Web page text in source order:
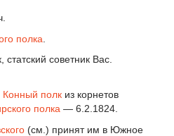
полка
советник Вас.
Конный полк из корнетов
полка — 6.2.1824.
(см.) принят им в Южное